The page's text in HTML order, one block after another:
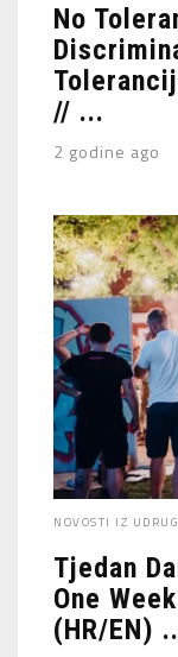
No
// ...
2 godine ago
NOVOSTI IZ
Tjedan
One
(HR/EN)